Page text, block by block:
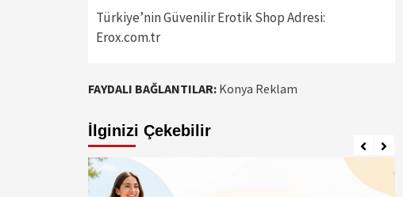
Türkiye’nin Güvenilir Erotik Shop Adresi:
Erox.com.tr
FAYDALI BAĞLANTILAR: Konya Reklam
İlginizi Çekebilir